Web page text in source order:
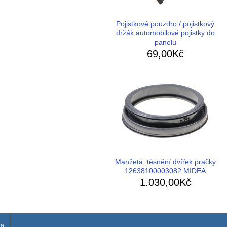
Pojistkové pouzdro / pojistkový
držák automobilové pojistky do
panelu
69,00Kč
Manžeta, těsnění dvířek pračky
12638100003082 MIDEA
1.030,00Kč